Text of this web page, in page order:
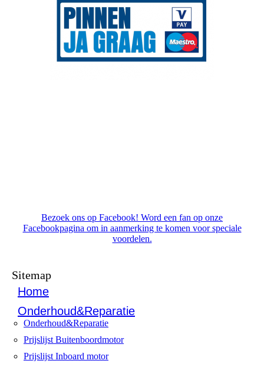
Bezoek ons op Facebook! Word een fan op onze
Facebookpagina om in aanmerking te komen voor speciale
voordelen.
Sitemap
Home
Onderhoud&Reparatie
Onderhoud&Reparatie
Prijslijst Buitenboordmotor
Prijslijst Inboard motor